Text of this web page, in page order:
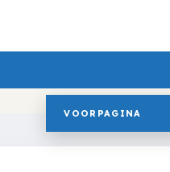
VOORPAGINA